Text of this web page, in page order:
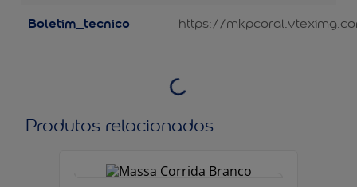
Boletim_tecnico https://
Produtos relacionados